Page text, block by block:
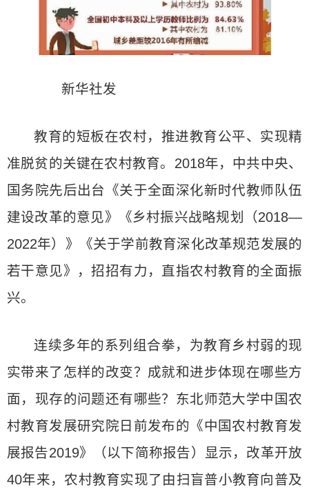
新华社发
教育的短板在农村，推进教育公平、实现精
准脱贫的关键在农村教育。2018年，中共中央、
国务院先后出台《关于全面深化新时代教师队伍
建设改革的意见》《乡村振兴战略规划（2018—
2022年）》《关于学前教育深化改革规范发展的
若干意见》，招招有力，直指农村教育的全面振
兴。
连续多年的系列组合拳，为教育乡村弱的现
实带来了怎样的改变？成就和进步体现在哪些方
面，现存的问题还有哪些？东北师范大学中国农
村教育发展研究院日前发布的《中国农村教育发
展报告2019》（以下简称报告）显示，改革开放
40年来，农村教育实现了由扫盲普小教育向普及